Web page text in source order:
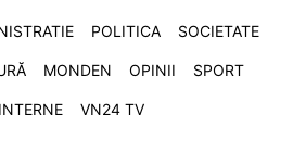
POLITICA SOCIETATE
MONDEN OPINII SPORT
VN24 TV